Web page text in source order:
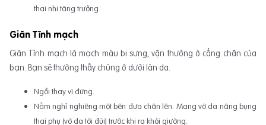
thai nhi tăng trưởng.
Giãn Tĩnh mạch
Giãn Tĩnh mạch là mạch máu bị sưng, vặn thường ở cẳng chân của
bạn. Bạn sẽ thường thấy chúng ở dưới làn da.
Ngồi thay vì đứng.
Nằm nghỉ nghiêng một bên đưa chân lên. Mang vớ da nâng bụng
thai phụ (vớ da tới đùi) trước khi ra khỏi giường.